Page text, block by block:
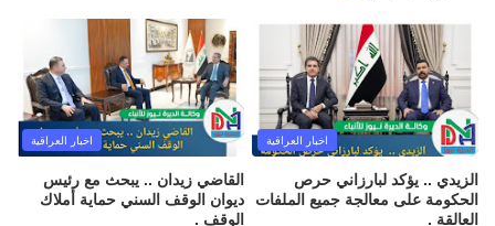
اخبار العراقية
الزيدي .. يؤكد لبارزاني حرص
الحكومة على معالجة جميع الملفات
العالقة .
اخبار العراقية
القاضي زيدان .. يبحث مع رئيس
ديوان الوقف السني حماية أملاك
الوقف .